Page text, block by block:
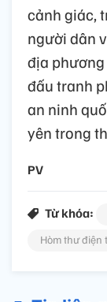
cảnh giác,
người dân
địa
đấu tranh
an ninh
yên trong
PV
Từ khóa:
Hòm thư điện